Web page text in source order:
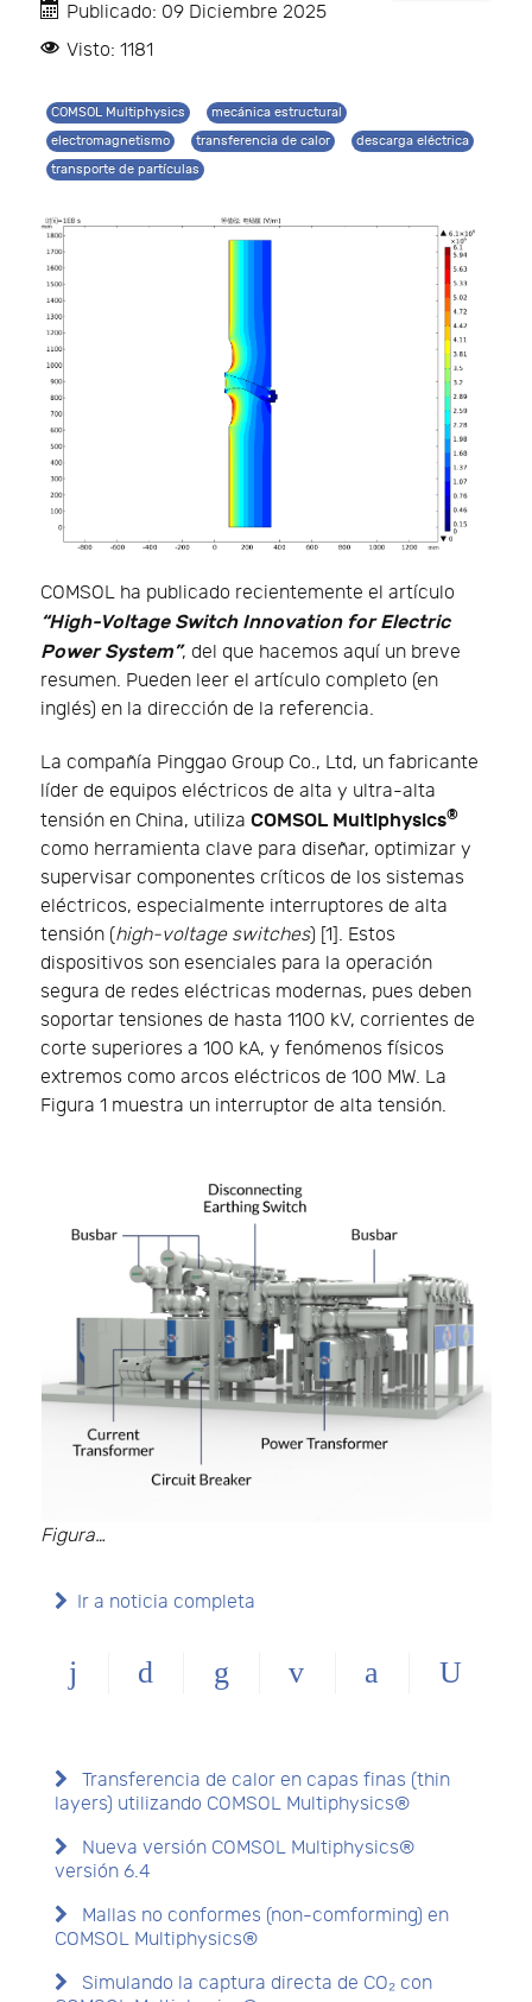
Publicado: 09 Diciembre 2025
Visto: 1181
COMSOL Multiphysics
mecánica estructural
electromagnetismo
transferencia de calor
descarga eléctrica
transporte de partículas
COMSOL ha publicado recientemente el artículo
“High-Voltage Switch Innovation for Electric
Power System”, del que hacemos aquí un breve
resumen. Pueden leer el artículo completo (en
inglés) en la dirección de la referencia.
La compañía Pinggao Group Co., Ltd, un fabricante
líder de equipos eléctricos de alta y ultra-alta
tensión en China, utiliza COMSOL Multiphysics®
como herramienta clave para diseñar, optimizar y
supervisar componentes críticos de los sistemas
eléctricos, especialmente interruptores de alta
tensión (high-voltage switches) [1]. Estos
dispositivos son esenciales para la operación
segura de redes eléctricas modernas, pues deben
soportar tensiones de hasta 1100 kV, corrientes de
corte superiores a 100 kA, y fenómenos físicos
extremos como arcos eléctricos de 100 MW. La
Figura 1 muestra un interruptor de alta tensión.
Figura…
Ir a noticia completa
Transferencia de calor en capas finas (thin
layers) utilizando COMSOL Multiphysics®
Nueva versión COMSOL Multiphysics®
versión 6.4
Mallas no conformes (non-comforming) en
COMSOL Multiphysics®
Simulando la captura directa de CO₂ con